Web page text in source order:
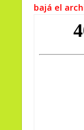
bajá el